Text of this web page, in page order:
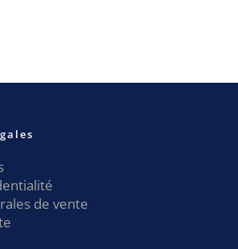
de vente